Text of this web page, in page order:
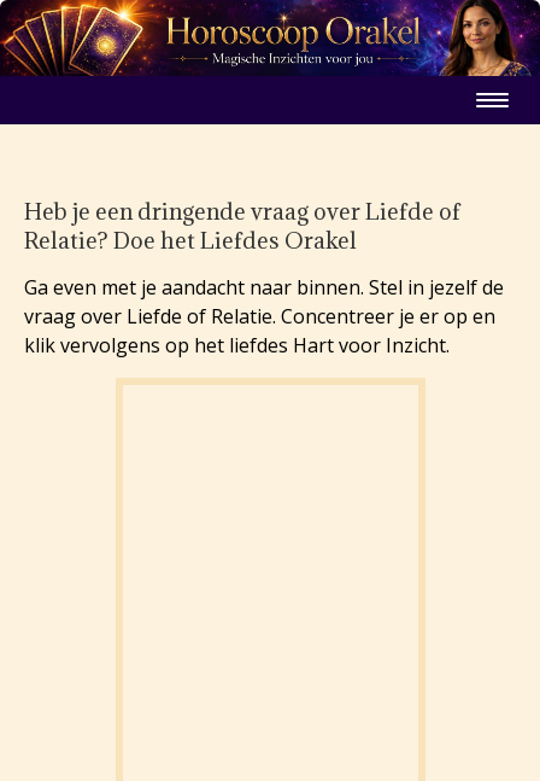
Heb je een dringende vraag over Liefde of
Relatie? Doe het Liefdes Orakel
Ga even met je aandacht naar binnen. Stel in jezelf de
vraag over Liefde of Relatie. Concentreer je er op en
klik vervolgens op het liefdes Hart voor Inzicht.